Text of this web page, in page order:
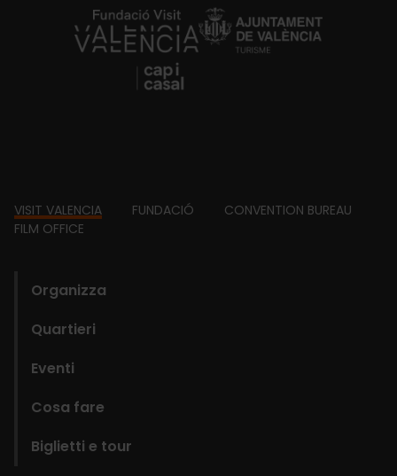
https://fundacion.visitvalencia.com/
Footer
VISIT VALENCIA FUNDACIÓ
CONVENTION BUREAU
FILM OFFICE
Organizza
Quartieri
Eventi
Cosa fare
Biglietti e tour